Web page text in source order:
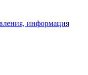
информация